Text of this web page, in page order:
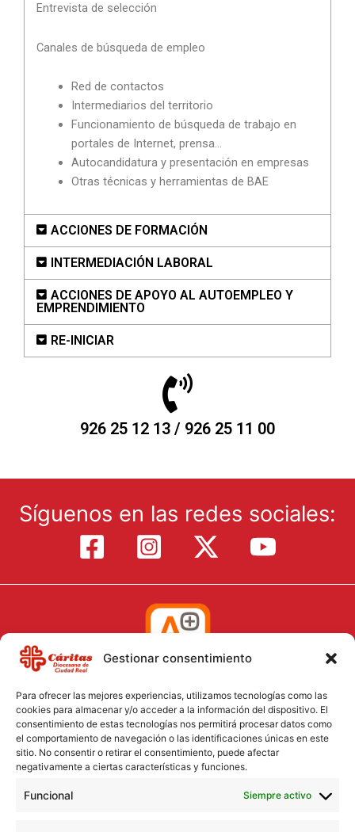
Gestionar consentimiento
Para ofrecer las mejores experiencias, utilizamos tecnologías como las
cookies para almacenar y/o acceder a la información del dispositivo. El
consentimiento de estas tecnologías nos permitirá procesar datos como
el comportamiento de navegación o las identificaciones únicas en este
sitio. No consentir o retirar el consentimiento, puede afectar
negativamente a ciertas características y funciones.
Funcional Siempre activo
Entrevista de selección
Canales de búsqueda de empleo
Red de contactos
Intermediarios del territorio
Funcionamiento de búsqueda de trabajo en
portales de Internet, prensa…
Autocandidatura y presentación en empresas
Otras técnicas y herramientas de BAE
ACCIONES DE FORMACIÓN
INTERMEDIACIÓN LABORAL
ACCIONES DE APOYO AL AUTOEMPLEO Y
EMPRENDIMIENTO
RE-INICIAR
926 25 12 13 / 926 25 11 00
Síguenos en las redes sociales:
Aviso Legal
Política de Cookies